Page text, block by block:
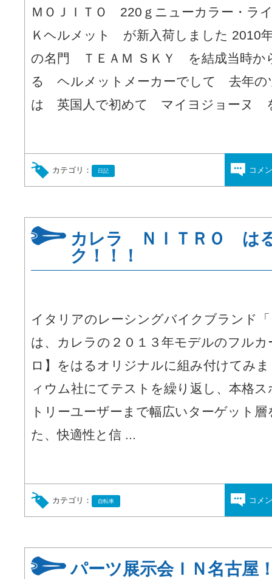
ＭＯＪＩＴＯ 220ｇニューカラー・ラ
Ｋヘルメット が新入荷しました 2010
の名門 ＴＥＡＭ ＳＫＹ を結成当時か
る ヘルメットメーカーでして 去年の
は 英国人で初めて マイヨジョーヌ
カテゴリ： 日記 コメ
カレラ ＮＩＴＲＯ は
ク！！！
イタリアのレーシングバイクブランド
は、カレラの２０１３年モデルのフル
ロ】をはるオリジナルに組み付けてみ
ィウム社にてテストを繰り返し、本格
トリーユーザーまで幅広いターゲット
た、快適性と信 ...
カテゴリ： 自転車 コメ
パーツ展示会ＩＮ名古屋